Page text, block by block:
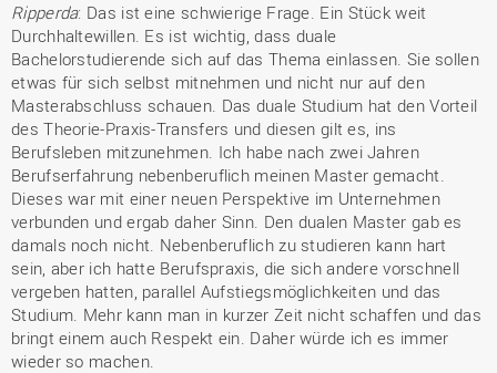
Ripperda: Das ist eine schwierige Frage. Ein Stück weit
Durchhaltewillen. Es ist wichtig, dass duale
Bachelorstudierende sich auf das Thema einlassen. Sie sollen
etwas für sich selbst mitnehmen und nicht nur auf den
Masterabschluss schauen. Das duale Studium hat den Vorteil
des Theorie-Praxis-Transfers und diesen gilt es, ins
Berufsleben mitzunehmen. Ich habe nach zwei Jahren
Berufserfahrung nebenberuflich meinen Master gemacht.
Dieses war mit einer neuen Perspektive im Unternehmen
verbunden und ergab daher Sinn. Den dualen Master gab es
damals noch nicht. Nebenberuflich zu studieren kann hart
sein, aber ich hatte Berufspraxis, die sich andere vorschnell
vergeben hatten, parallel Aufstiegsmöglichkeiten und das
Studium. Mehr kann man in kurzer Zeit nicht schaffen und das
bringt einem auch Respekt ein. Daher würde ich es immer
wieder so machen.